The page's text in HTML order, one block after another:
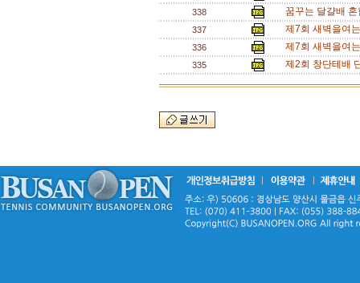
338 꿈꾸는 달걀배
337 제7회 새벽을여
336 제7회 새벽을여
335 제2회 창단테배